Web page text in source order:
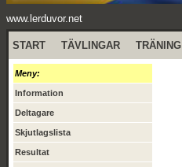
www.lerduvor.net
START TÄVLINGAR TRÄNING
Meny:
Information
Deltagare
Skjutlagslista
Resultat